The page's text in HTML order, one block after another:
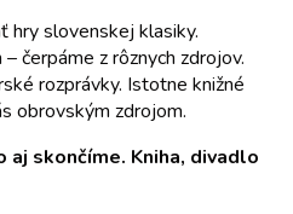
hry slovenskej klasiky.
čerpáme z rôznych zdrojov.
rozprávky. Istotne knižné
obrovským zdrojom.
skončíme. Kniha, divadlo